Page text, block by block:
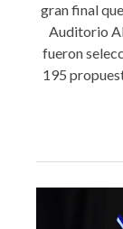
gran final
Auditorio
fueron
195